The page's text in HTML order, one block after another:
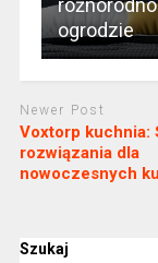
ogrodzie
Newer Post
Voxtorp kuchnia:
rozwiązania dla
nowoczesnych
Szukaj